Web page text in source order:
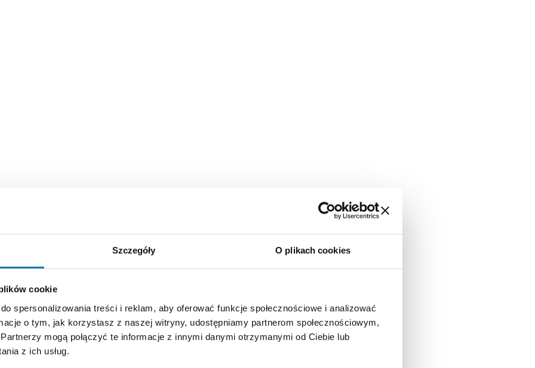
Szczegóły O plikach cookies
cookie
spersonalizowania treści i reklam, aby oferować funkcje społecznościowe i analizować
o tym, jak korzystasz z naszej witryny, udostępniamy partnerom społecznościowym,
mogą połączyć te informacje z innymi danymi otrzymanymi od Ciebie lub
z ich usług.